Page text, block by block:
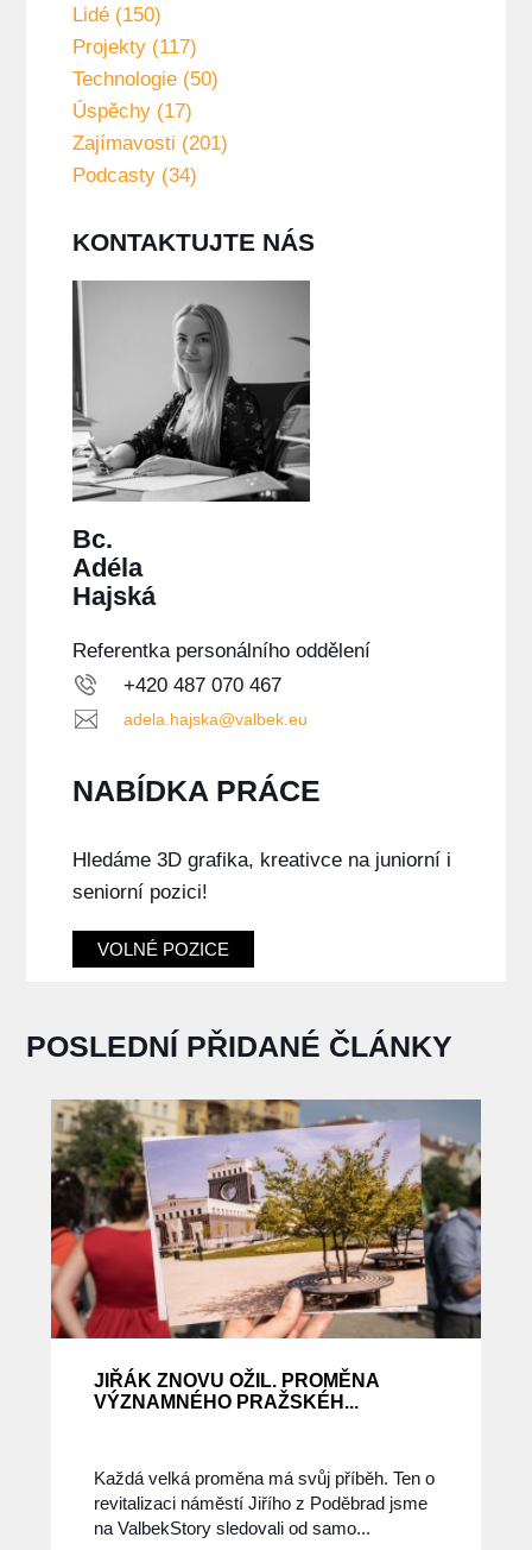
Lidé (150)
Projekty (117)
Technologie (50)
Úspěchy (17)
Zajímavosti (201)
Podcasty (34)
KONTAKTUJTE NÁS
Bc.
Adéla
Hajská
Referentka personálního oddělení
+420 487 070 467
adela.hajska@valbek.eu
NABÍDKA PRÁCE
Hledáme 3D grafika, kreativce na juniorní i
seniorní pozici!
VOLNÉ POZICE
POSLEDNÍ PŘIDANÉ ČLÁNKY
JIŘÁK ZNOVU OŽIL. PROMĚNA
VÝZNAMNÉHO PRAŽSKÉH...
Každá velká proměna má svůj příběh. Ten o
revitalizaci náměstí Jiřího z Poděbrad jsme
na ValbekStory sledovali od samo...